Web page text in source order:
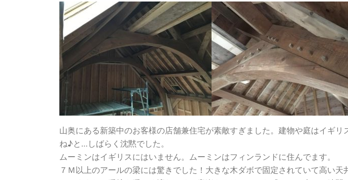
山奥にある新築中のお客様の店舗兼住宅が素敵すぎました。建物や庭はイギ
ね♪と…しばらく沈黙でした。
ムーミンはイギリスにはいません。ムーミンはフィンランドに住んでます。
７Ｍ以上のアールの梁には驚きでした！大きな木ダボで固定されていて高い